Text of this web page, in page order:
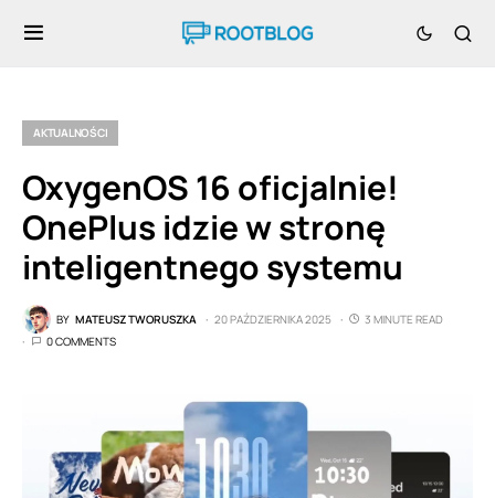
AKTUALNOŚCI
OxygenOS 16 oficjalnie!
OnePlus idzie w stronę
inteligentnego systemu
BY MATEUSZ TWORUSZKA 20 PAŹDZIERNIKA 2025
3 MINUTE READ
0 COMMENTS